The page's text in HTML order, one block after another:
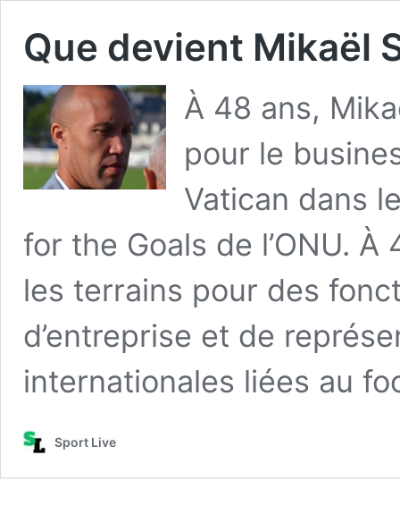
Que devient Mikaël
À 48 ans,
pour le
Vatican dans
for the Goals de l’ONU.
les terrains pour des
d’entreprise et de
internationales liées au
Sport Live